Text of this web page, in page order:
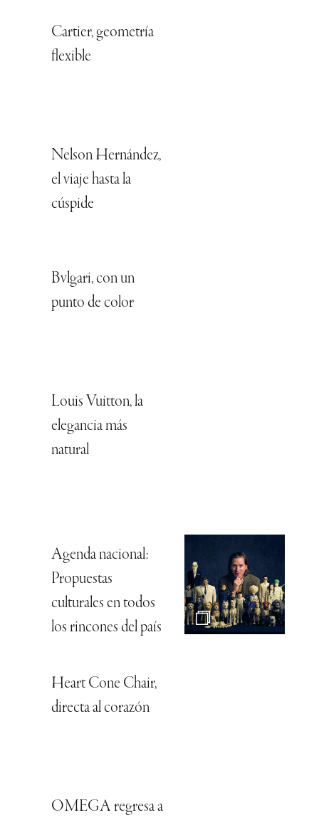
Cartier, geometría
flexible
Nelson Hernández,
el viaje hasta la
cúspide
Bvlgari, con un
punto de color
Louis Vuitton, la
elegancia más
natural
Agenda nacional:
Propuestas
culturales en todos
los rincones del país
Heart Cone Chair,
directa al corazón
OMEGA regresa a